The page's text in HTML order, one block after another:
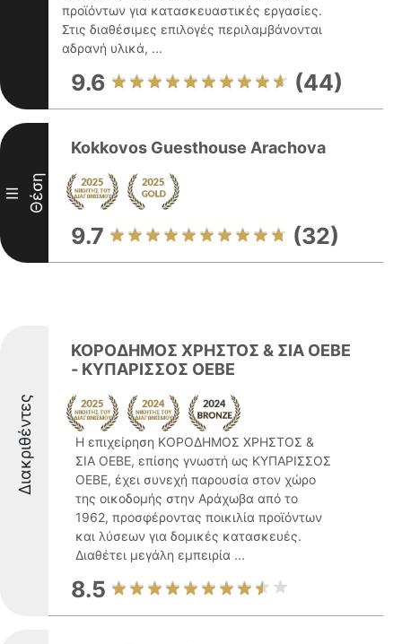
προϊόντων για κατασκευαστικές εργασίες.
Στις διαθέσιμες επιλογές περιλαμβάνονται
αδρανή υλικά, ...
9.6 (44)
III Θέση
Kokkovos Guesthouse Arachova
9.7 (32)
Διακριθέντες
ΚΟΡΟΔΗΜΟΣ ΧΡΗΣΤΟΣ & ΣΙΑ ΟΕΒΕ
- ΚΥΠΑΡΙΣΣΟΣ ΟΕΒΕ
Η επιχείρηση ΚΟΡΟΔΗΜΟΣ ΧΡΗΣΤΟΣ &
ΣΙΑ ΟΕΒΕ, επίσης γνωστή ως ΚΥΠΑΡΙΣΣΟΣ
ΟΕΒΕ, έχει συνεχή παρουσία στον χώρο
της οικοδομής στην Αράχωβα από το
1962, προσφέροντας ποικιλία προϊόντων
και λύσεων για δομικές κατασκευές.
Διαθέτει μεγάλη εμπειρία ...
8.5